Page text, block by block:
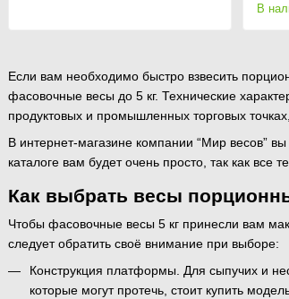
Если вам необходимо быстро взвесить
фасовочные весы до 5 кг. Технические
продуктовых и промышленных торговых
В интернет-магазине компании “Мир весов”
каталоге вам будет очень просто, так как
Как выбрать весы
Чтобы фасовочные весы 5 кг принесли вам
следует обратить своё внимание при выборе:
Конструкция платформы. Для сыпучих и
которые могут протечь, стоит купить
В